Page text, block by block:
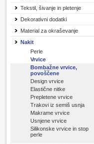
Tekstil, šivanje in pletenje
Dekorativni dodatki
Material za okraševanje
Nakit
Perle
Vrvice
Bombažne vrvice,
povoščene
Design vrvice
Elastične nitke
Prepletene vrvice
Trakovi iz semiš usnja
Makrame vrvice
Usnjene vrvice
Silikonske vrvice in stop
perle